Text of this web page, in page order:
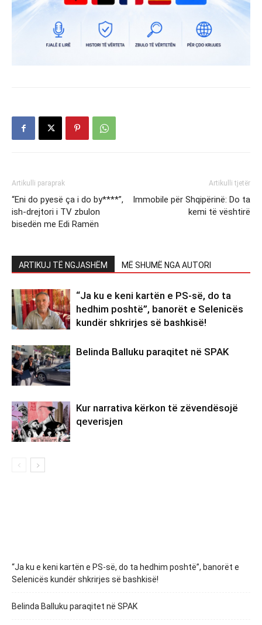
Artikulli paraprak
“Eni do pyesë ça i do by****”,
ish-drejtori i TV zbulon
bisedën me Edi Ramën
Artikulli tjetër
Immobile për Shqipërinë: Do ta
kemi të vështirë
ARTIKUJ TË NGJASHËM MË SHUMË NGA AUTORI
“Ja ku e keni kartën e PS-së, do ta
hedhim poshtë”, banorët e Selenicës
kundër shkrirjes së bashkisë!
Belinda Balluku paraqitet në SPAK
Kur narrativa kërkon të zëvendësojë
qeverisjen
“Ja ku e keni kartën e PS-së, do ta hedhim poshtë”, banorët e
Selenicës kundër shkrirjes së bashkisë!
Belinda Balluku paraqitet në SPAK